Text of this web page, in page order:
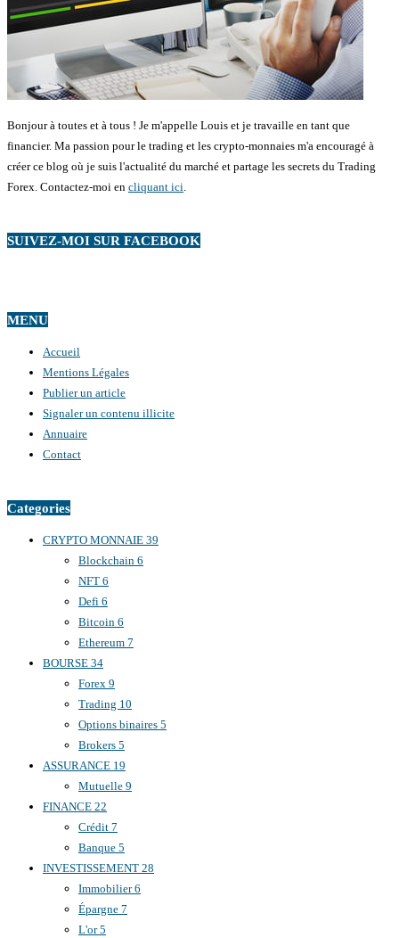
Bonjour à toutes et à tous ! Je m'appelle Louis et je travaille en tant que
financier. Ma passion pour le trading et les crypto-monnaies m'a encouragé à
créer ce blog où je suis l'actualité du marché et partage les secrets du Trading
Forex. Contactez-moi en cliquant ici
SUIVEZ-MOI SUR FACEBOOK
MENU
Accueil
Mentions Légales
Publier un article
Signaler un contenu illicite
Annuaire
Contact
Categories
CRYPTO MONNAIE 39
Blockchain 6
NFT 6
Defi 6
Bitcoin 6
Ethereum 7
BOURSE 34
Forex 9
Trading 10
Options binaires 5
Brokers 5
ASSURANCE 19
Mutuelle 9
FINANCE 22
Crédit 7
Banque 5
INVESTISSEMENT 28
Immobilier6
Épargne 7
L'or5